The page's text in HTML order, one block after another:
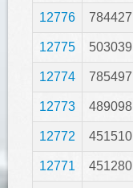
12776 784427
12775 503039
12774 785497
12773 489098
12772 451510
12771 451280